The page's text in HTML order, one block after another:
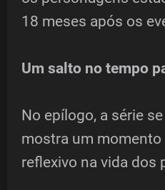
18 meses após os
Um salto no tempo
No epílogo, a série
mostra um
reflexivo na vida dos